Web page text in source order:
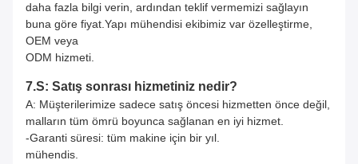
daha fazla bilgi verin, ardından teklif vermemizi sağlayın
buna göre fiyat.Yapı mühendisi ekibimiz var özelleştirme,
OEM veya
ODM hizmeti.
7.S: Satış sonrası hizmetiniz nedir?
A: Müşterilerimize sadece satış öncesi hizmetten önce değil,
malların tüm ömrü boyunca sağlanan en iyi hizmet.
-Garanti süresi: tüm makine için bir yıl.
mühendis.